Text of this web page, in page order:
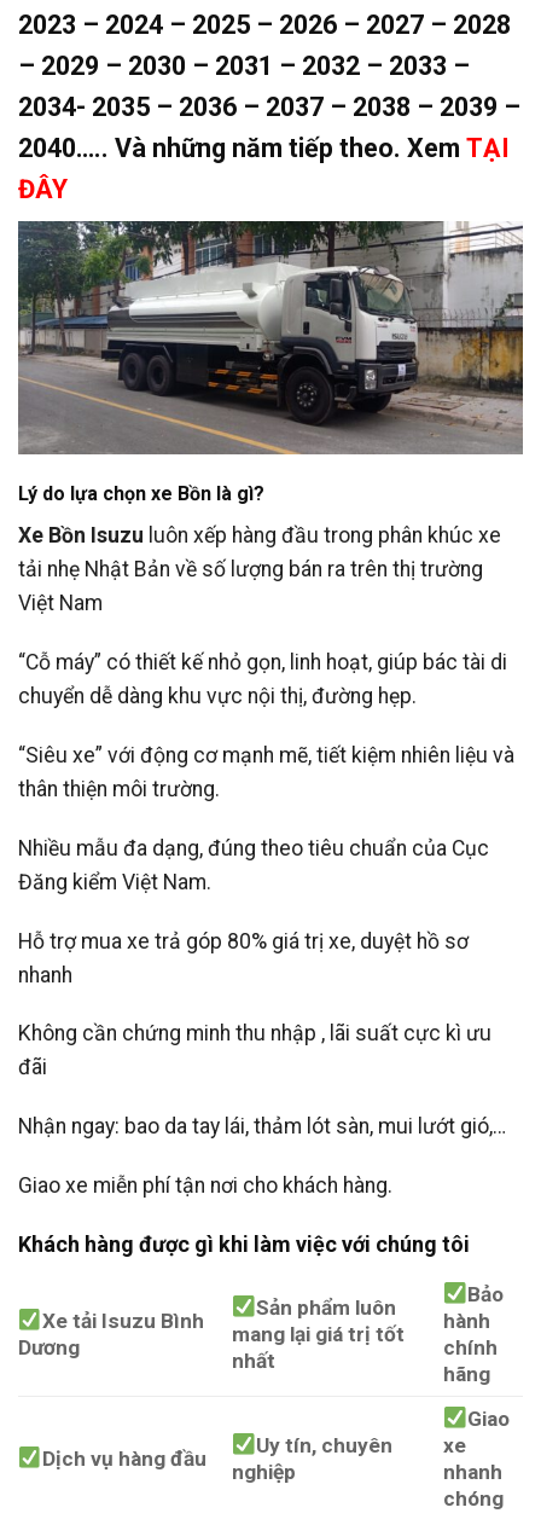
2023 – 2024 – 2025 – 2026 – 2027 – 2028
– 2029 – 2030 – 2031 – 2032 – 2033 –
2034- 2035 – 2036 – 2037 – 2038 – 2039 –
2040….. Và những năm tiếp theo. Xem TẠI
ĐÂY
Lý do lựa chọn xe Bồn là gì?
Xe Bồn Isuzu luôn xếp hàng đầu trong phân khúc xe
tải nhẹ Nhật Bản về số lượng bán ra trên thị trường
Việt Nam
“Cỗ máy” có thiết kế nhỏ gọn, linh hoạt, giúp bác tài di
chuyển dễ dàng khu vực nội thị, đường hẹp.
“Siêu xe” với động cơ mạnh mẽ, tiết kiệm nhiên liệu và
thân thiện môi trường.
Nhiều mẫu đa dạng, đúng theo tiêu chuẩn của Cục
Đăng kiểm Việt Nam.
Hỗ trợ mua xe trả góp 80% giá trị xe, duyệt hồ sơ
nhanh
Không cần chứng minh thu nhập , lãi suất cực kì ưu
đãi
Nhận ngay: bao da tay lái, thảm lót sàn, mui lướt gió,…
Giao xe miễn phí tận nơi cho khách hàng.
Khách hàng được gì khi làm việc với chúng tôi
Xe tải Isuzu Bình
Dương
Sản phẩm luôn
mang lại giá trị tốt
nhất
Bảo
hành
chính
hãng
Dịch vụ hàng đầu
Uy tín, chuyên
nghiệp
Giao
xe
nhanh
chóng